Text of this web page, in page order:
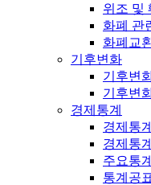
위조 및
화폐 관
화폐교
기후변화
기후변
기후변
경제통계
경제통
경제통
주요통
통계공